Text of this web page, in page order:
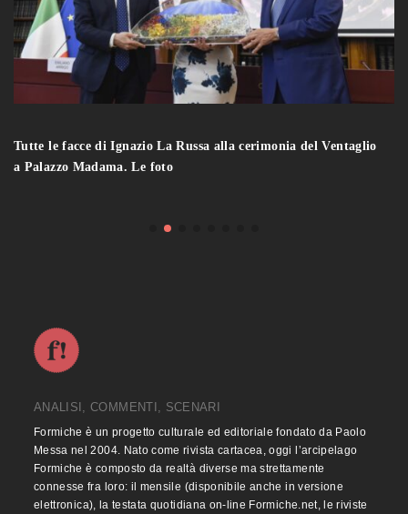
Tutte le facce di Ignazio La Russa alla cerimonia del Ventaglio
a Palazzo Madama. Le foto
ANALISI, COMMENTI, SCENARI
Formiche è un progetto culturale ed editoriale fondato da Paolo
Messa nel 2004. Nato come rivista cartacea, oggi l’arcipelago
Formiche è composto da realtà diverse ma strettamente
connesse fra loro: il mensile (disponibile anche in versione
elettronica), la testata quotidiana on-line Formiche.net, le riviste